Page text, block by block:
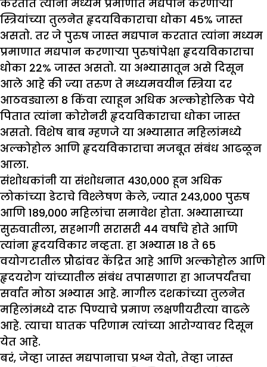
करतात त्यांना मध्यम प्रमाणात मद्यपान करणाऱ्या
स्त्रियांच्या तुलनेत हृदयविकाराचा धोका 45% जास्त
असतो. तर जे पुरुष जास्त मद्यपान करतात त्यांना मध्यम
प्रमाणात मद्यपान करणाऱ्या पुरुषांपेक्षा हृदयविकाराचा
धोका 22% जास्त असतो. या अभ्यासातून असे दिसून
आले आहे की ज्या तरुण ते मध्यमवयीन स्त्रिया दर
आठवड्याला 8 किंवा त्याहून अधिक अल्कोहोलिक पेये
पितात त्यांना कोरोनरी हृदयविकाराचा धोका जास्त
असतो. विशेष बाब म्हणजे या अभ्यासात महिलांमध्ये
अल्कोहोल आणि हृदयविकाराचा मजबूत संबंध आढळून
आला.
संशोधकांनी या संशोधनात 430,000 हून अधिक
लोकांच्या डेटाचे विश्लेषण केले, ज्यात 243,000 पुरुष
आणि 189,000 महिलांचा समावेश होता. अभ्यासाच्या
सुरुवातीला, सहभागी सरासरी 44 वर्षांचे होते आणि
त्यांना हृदयविकार नव्हता. हा अभ्यास 18 ते 65
वयोगटातील प्रौढांवर केंद्रित आहे आणि अल्कोहोल आणि
हृदयरोग यांच्यातील संबंध तपासणारा हा आजपर्यंतचा
सर्वात मोठा अभ्यास आहे. मागील दशकांच्या तुलनेत
महिलांमध्ये दारू पिण्याचे प्रमाण लक्षणीयरीत्या वाढले
आहे. त्याचा घातक परिणाम त्यांच्या आरोग्यावर दिसून
येत आहे.
बरं, जेव्हा जास्त मद्यपानाचा प्रश्न येतो, तेव्हा जास्त